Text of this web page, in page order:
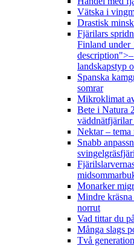
Vätska i
Drastisk
Fjärilars
Finland under
landskapstyp
Spanska
somrar
Mikroklimat
Bete i Natura
väddnätfjärilar
Nektar – tema
Snabb
Monarker
Mindre
norrut
Vad tittar du
Många slags
Två